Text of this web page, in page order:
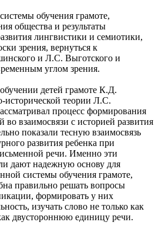
обучения грамоте,
общества и результаты
лингвистики и семиотики,
зрения, вернуться к
и Л.С. Выготского и
углом зрения.
детей грамоте К.Д.
исторической теории Л.С.
процесс формирования
во взаимосвязи с историей развития
показали тесную взаимосвязь
развития ребенка при
речи. Именно эти
дают надежную основу для
системы обучения грамоте,
правильно решать вопросы
формировать у них
изучать слово не только как
двустороннюю единицу речи.